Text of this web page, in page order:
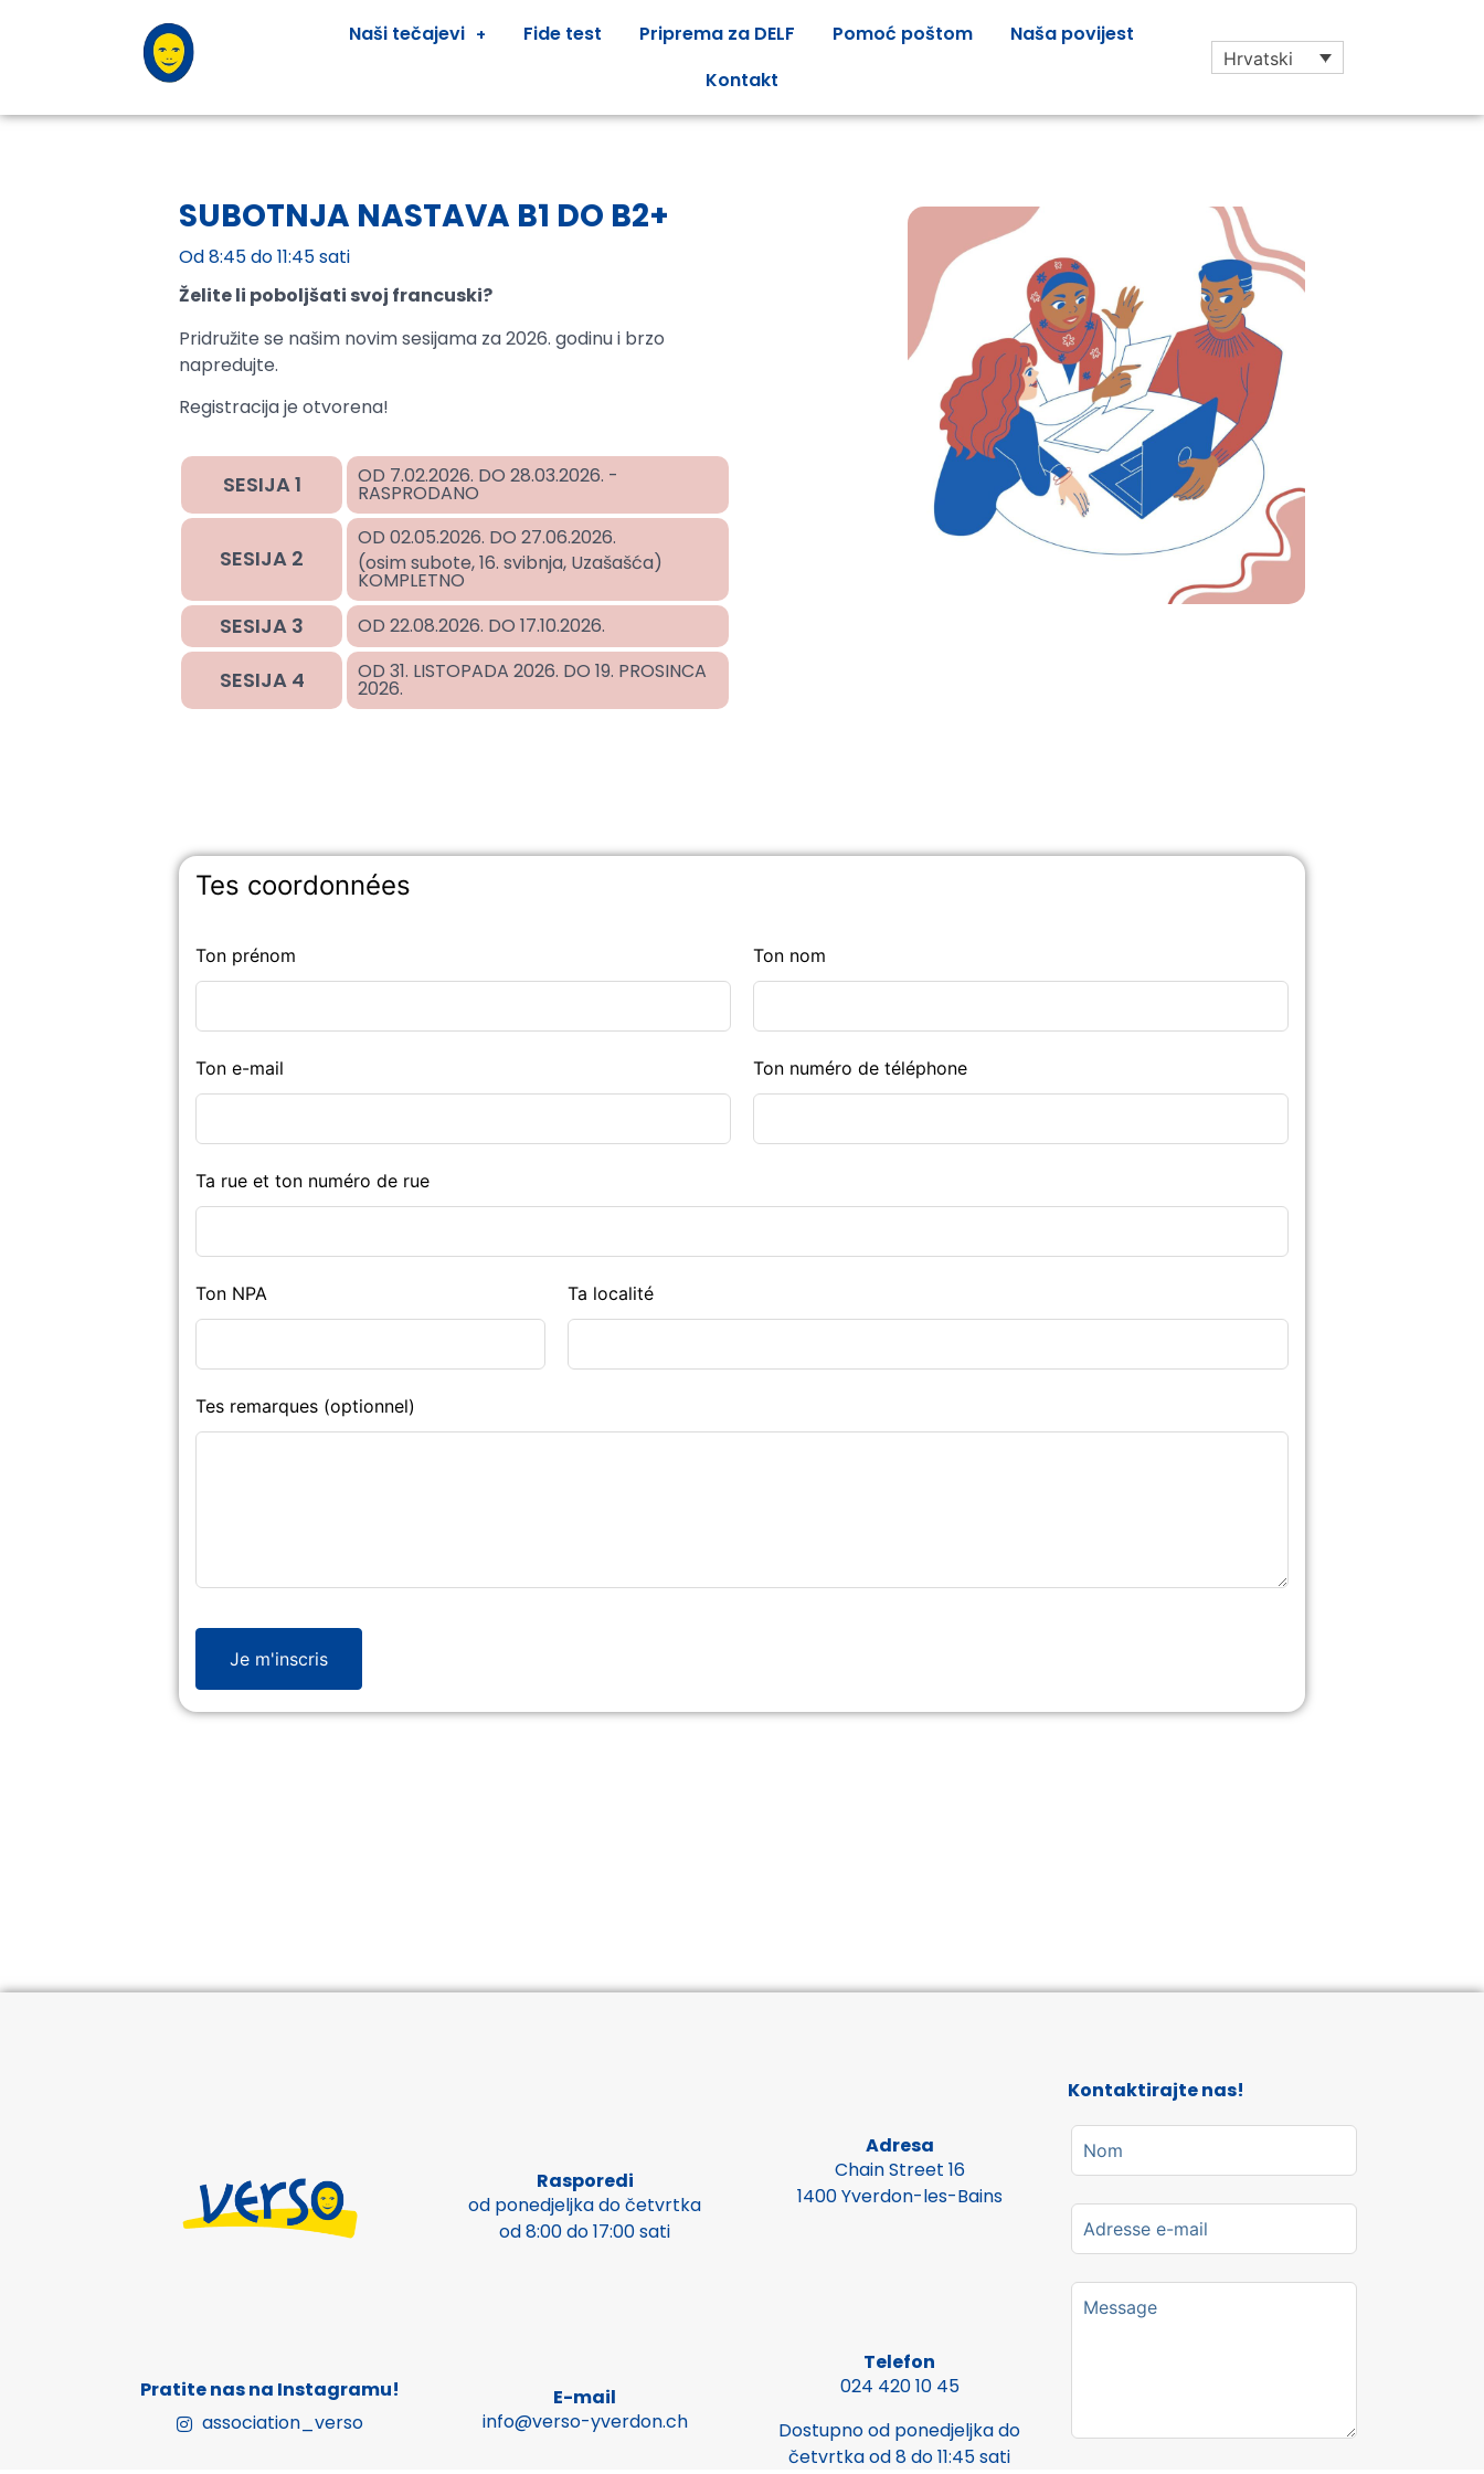
Naši tečajevi Fide test Priprema za DELF Pomoć poštom
Naša povijest
Kontakt
Hrvatski
SUBOTNJA NASTAVA B1 DO B2+
Od 8:45 do 11:45 sati
Želite li poboljšati svoj francuski?
Pridružite se našim novim sesijama za 2026. godinu i brzo
napredujte.
Registracija je otvorena!
SESIJA 1 OD 7.02.2026. DO 28.03.2026. -
RASPRODANO
SESIJA 2
OD 02.05.2026. DO 27.06.2026.
(osim subote, 16. svibnja, Uzašašća)
KOMPLETNO
SESIJA 3 OD 22.08.2026. DO 17.10.2026.
SESIJA 4 OD 31. LISTOPADA 2026. DO 19. PROSINCA
2026.
Tes coordonnées
Ton prénom Ton nom
Ton e-mail Ton numéro de téléphone
Ta rue et ton numéro de rue
Ton NPA Ta localité
Tes remarques (optionnel)
Je m'inscris
Pratite nas na Instagramu!
association_verso
Rasporedi
od ponedjeljka do četvrtka
od 8:00 do 17:00 sati
E-mail
info@verso-yverdon.ch
Adresa
Chain Street 16
1400 Yverdon-les-Bains
Telefon
024 420 10 45
Dostupno od ponedjeljka do
četvrtka od 8 do 11:45 sati
Kontaktirajte nas!